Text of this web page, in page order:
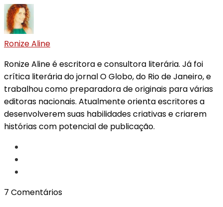
Ronize Aline
Ronize Aline é escritora e consultora literária. Já foi
crítica literária do jornal O Globo, do Rio de Janeiro, e
trabalhou como preparadora de originais para várias
editoras nacionais. Atualmente orienta escritores a
desenvolverem suas habilidades criativas e criarem
histórias com potencial de publicação.
7 Comentários